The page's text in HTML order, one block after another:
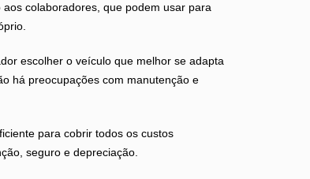
colaboradores, que podem usar para
escolher o veículo que melhor se adapta
há preocupações com manutenção e
para cobrir todos os custos
seguro e depreciação.